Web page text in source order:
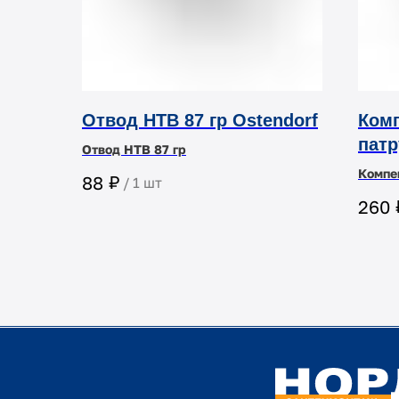
Отвод HTB 87 гр Ostendorf
Отвод HTB 87 гр
88 ₽ / 1 шт
из
260